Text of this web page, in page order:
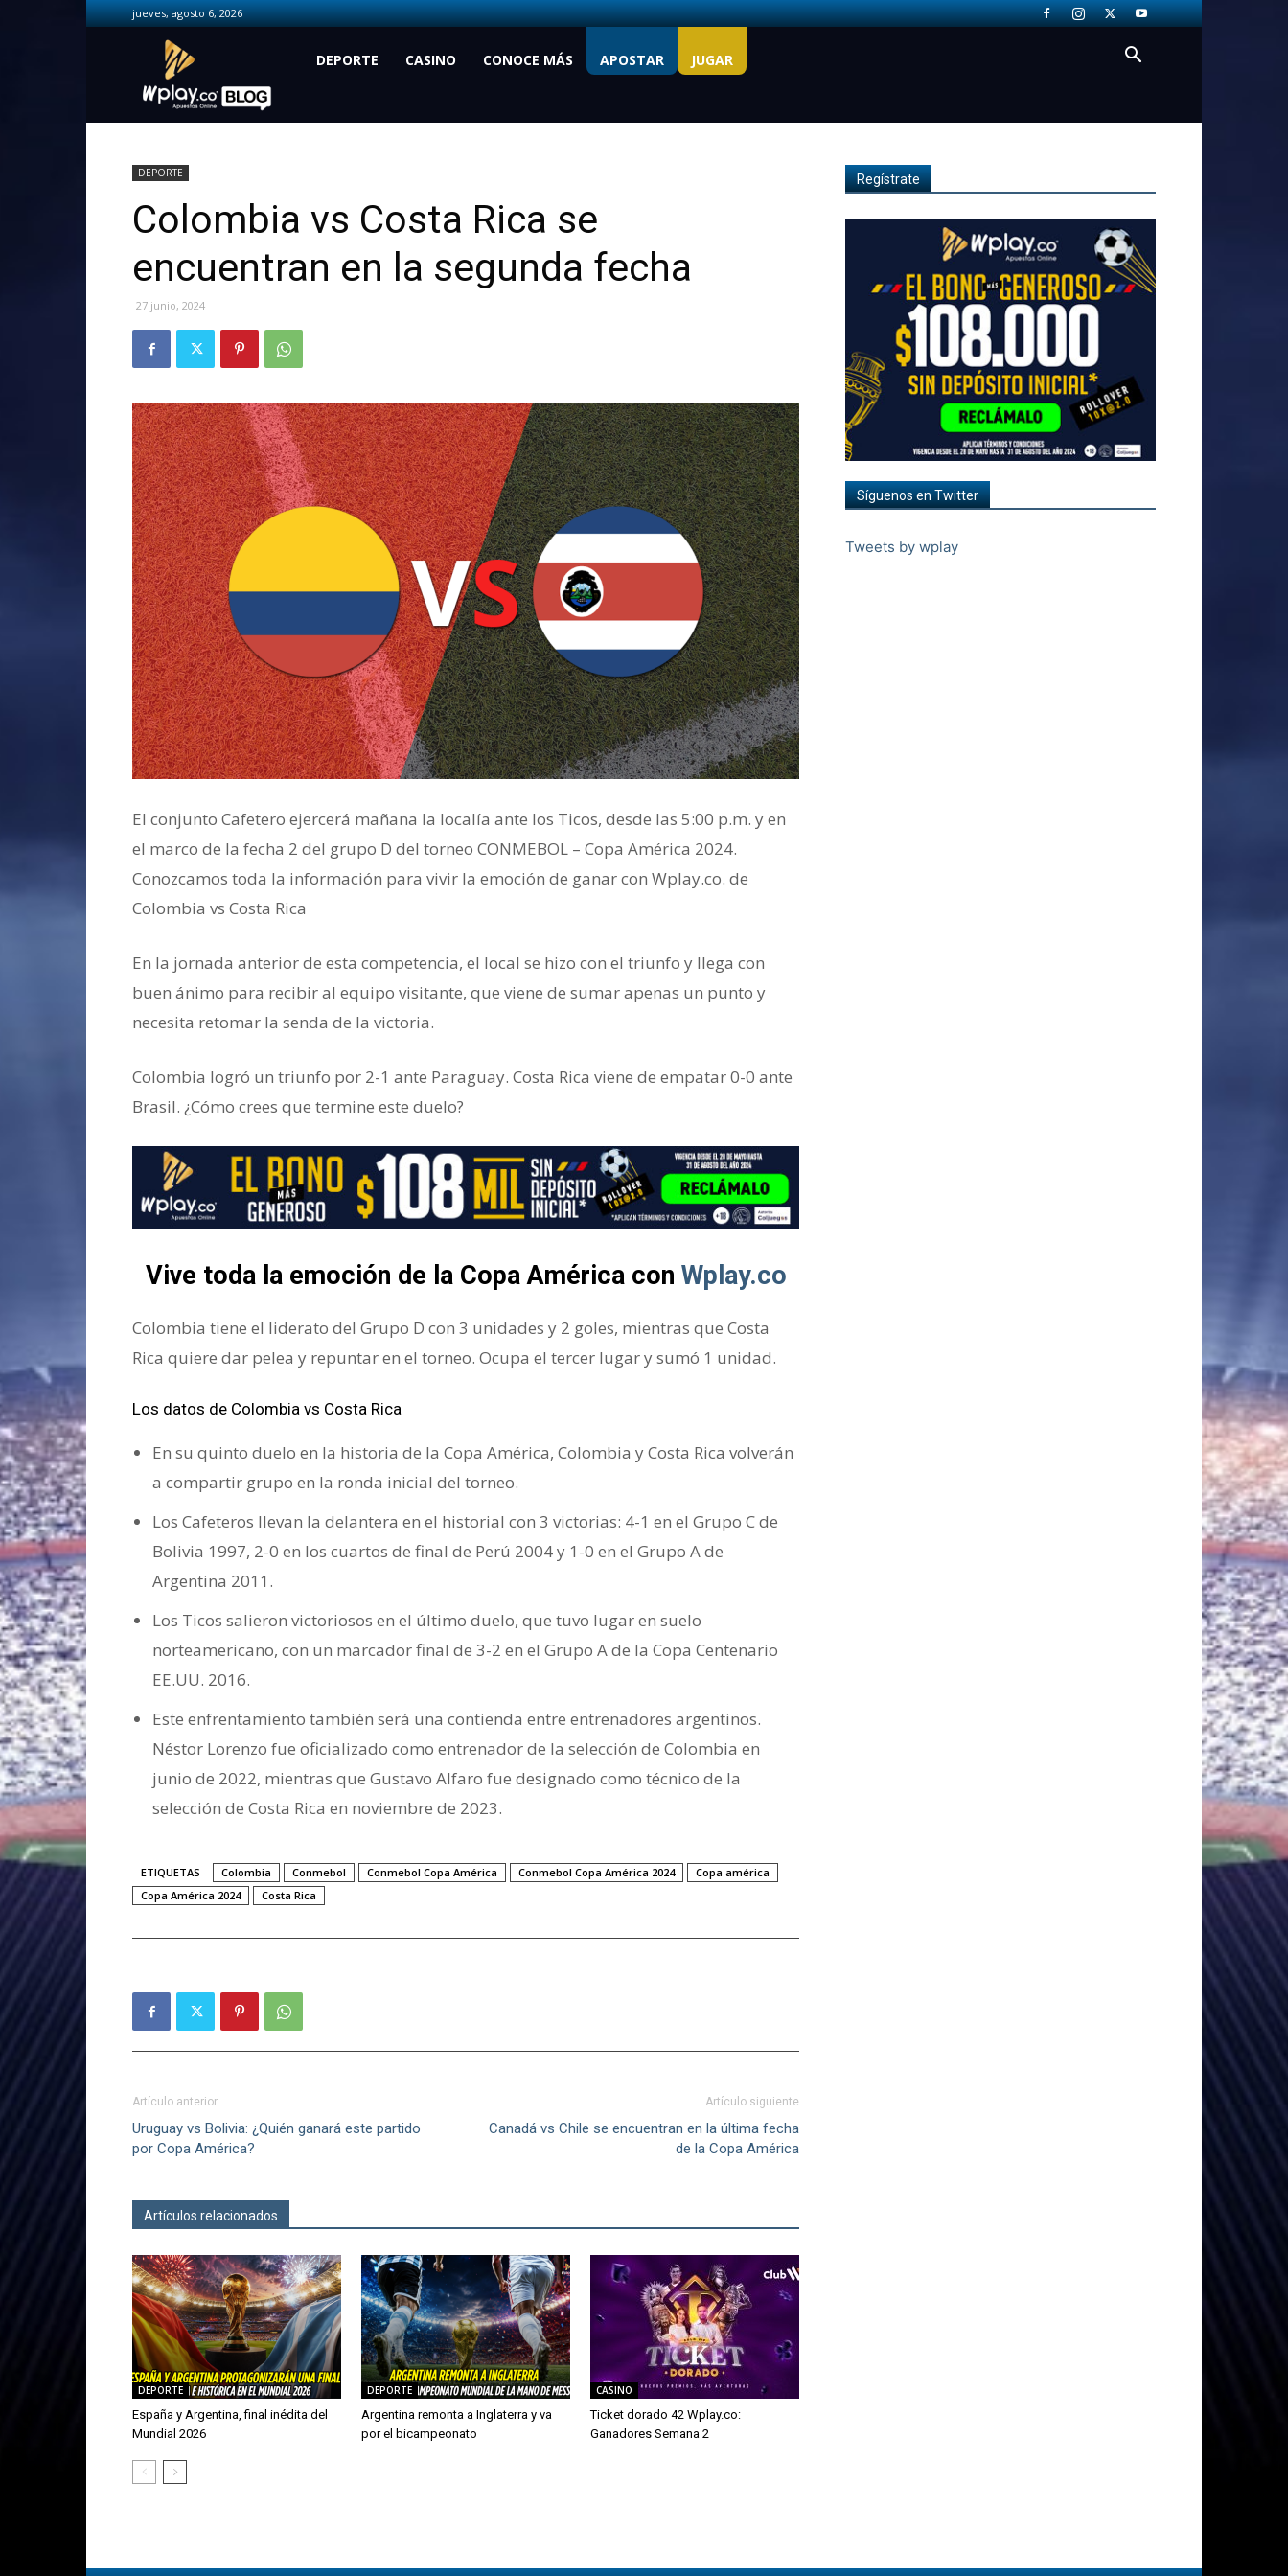
jueves, agosto 6, 2026
Wplay.co
DEPORTE CASINO CONOCE MÁS APOSTAR JUGAR
DEPORTE
Colombia vs Costa Rica se
encuentran en la segunda fecha
27 junio, 2024
El conjunto Cafetero ejercerá mañana la localía ante los Ticos, desde las 5:00 p.m. y en
el marco de la fecha 2 del grupo D del torneo CONMEBOL – Copa América 2024.
Conozcamos toda la información para vivir la emoción de ganar con Wplay.co. de
Colombia vs Costa Rica
En la jornada anterior de esta competencia, el local se hizo con el triunfo y llega con
buen ánimo para recibir al equipo visitante, que viene de sumar apenas un punto y
necesita retomar la senda de la victoria.
Colombia logró un triunfo por 2-1 ante Paraguay. Costa Rica viene de empatar 0-0 ante
Brasil. ¿Cómo crees que termine este duelo?
Vive toda la emoción de la Copa América con Wplay.co
Colombia tiene el liderato del Grupo D con 3 unidades y 2 goles, mientras que Costa
Rica quiere dar pelea y repuntar en el torneo. Ocupa el tercer lugar y sumó 1 unidad.
Los datos de Colombia vs Costa Rica
En su quinto duelo en la historia de la Copa América, Colombia y Costa Rica volverán
a compartir grupo en la ronda inicial del torneo.
Los Cafeteros llevan la delantera en el historial con 3 victorias: 4-1 en el Grupo C de
Bolivia 1997, 2-0 en los cuartos de final de Perú 2004 y 1-0 en el Grupo A de
Argentina 2011.
Los Ticos salieron victoriosos en el último duelo, que tuvo lugar en suelo
norteamericano, con un marcador final de 3-2 en el Grupo A de la Copa Centenario
EE.UU. 2016.
Este enfrentamiento también será una contienda entre entrenadores argentinos.
Néstor Lorenzo fue oficializado como entrenador de la selección de Colombia en
junio de 2022, mientras que Gustavo Alfaro fue designado como técnico de la
selección de Costa Rica en noviembre de 2023.
ETIQUETAS Colombia Conmebol Conmebol Copa América Conmebol Copa América 2024
Copa américa
Copa América 2024
Costa Rica
Artículo anterior
Uruguay vs Bolivia: ¿Quién ganará este partido
por Copa América?
Artículo siguiente
Canadá vs Chile se encuentran en la última fecha
de la Copa América
Artículos relacionados
DEPORTE
España y Argentina, final inédita del
Mundial 2026
DEPORTE
Argentina remonta a Inglaterra y va
por el bicampeonato
CASINO
Ticket dorado 42 Wplay.co:
Ganadores Semana 2
Regístrate
Síguenos en Twitter
Tweets by wplay